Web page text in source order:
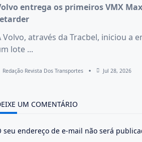
entrega os primeiros VMX
Volvo, através da Tracbel, iniciou a
lote ...
Redação Revista Dos Transportes Jul 28, 2026
UM COMENTÁRIO
seu endereço de e-mail não será